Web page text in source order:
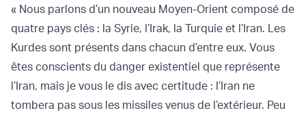
« Nous parlons d’un nouveau Moyen-Orient composé de
quatre pays clés : la Syrie, l’Irak, la Turquie et l’Iran. Les
Kurdes sont présents dans chacun d’entre eux. Vous
êtes conscients du danger existentiel que représente
l’Iran, mais je vous le dis avec certitude : l’Iran ne
tombera pas sous les missiles venus de l’extérieur. Peu